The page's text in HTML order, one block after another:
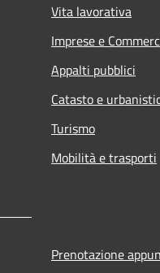
Vita lavorativa
Imprese e
Appalti pubblici
Catasto e
Turismo
Mobilità e trasporti
Prenotazione